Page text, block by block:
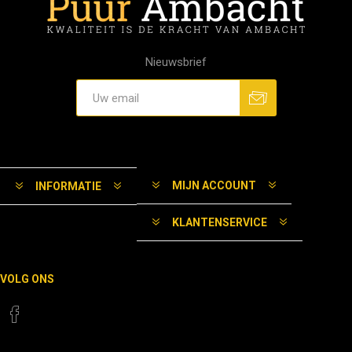
Nieuwsbrief
INFORMATIE MIJN ACCOUNT
KLANTENSERVICE
VOLG ONS